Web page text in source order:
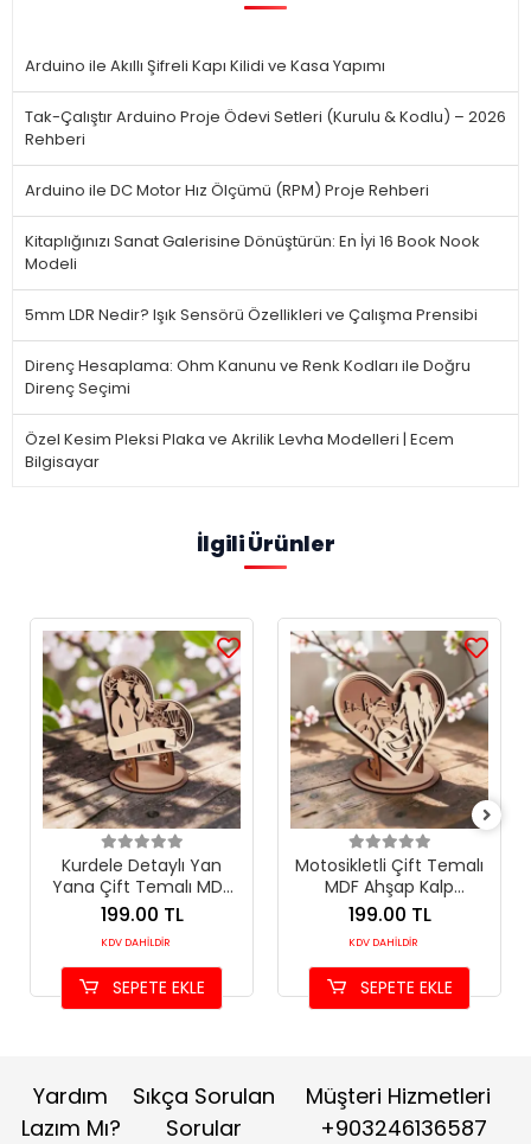
Arduino ile Akıllı Şifreli Kapı Kilidi ve Kasa Yapımı
Tak-Çalıştır Arduino Proje Ödevi Setleri (Kurulu & Kodlu) – 2026
Rehberi
Arduino ile DC Motor Hız Ölçümü (RPM) Proje Rehberi
Kitaplığınızı Sanat Galerisine Dönüştürün: En İyi 16 Book Nook
Modeli
5mm LDR Nedir? Işık Sensörü Özellikleri ve Çalışma Prensibi
Direnç Hesaplama: Ohm Kanunu ve Renk Kodları ile Doğru
Direnç Seçimi
Özel Kesim Pleksi Plaka ve Akrilik Levha Modelleri | Ecem
Bilgisayar
İlgili Ürünler
Kurdele Detaylı Yan
Yana Çift Temalı MDF
Ahşap Kalp Masaüstü
Dekor
199.00 TL
KDV DAHİLDİR
SEPETE EKLE
Motosikletli Çift Temalı
MDF Ahşap Kalp
Masaüstü Dekor
199.00 TL
KDV DAHİLDİR
SEPETE EKLE
Yardım
Lazım Mı?
Sıkça Sorulan
Sorular
Müşteri Hizmetleri
+903246136587